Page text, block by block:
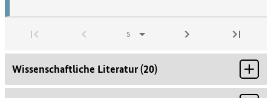
Wissenschaftliche Literatur(20)